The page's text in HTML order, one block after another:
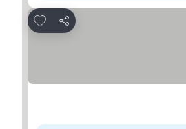
مشاركة
Add to favorites